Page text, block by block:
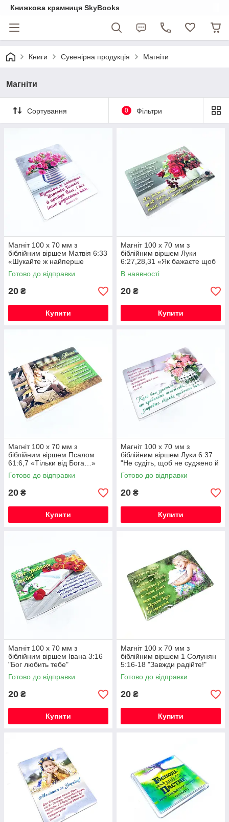
Книжкова крамниця SkyBooks
Книги Сувенірна продукція Магніти
Магніти
Сортування 0 Фільтри
Магніт 100 х 70 мм з
біблійним віршем Матвія 6:33
«Шукайте ж найперше
Царства Божого »
Готово до відправки
20 ₴
Купити
Магніт 100 х 70 мм з
біблійним віршем Луки
6:27,28,31 «Як бажаєте щоб
вам люди чинили так само
чиніть і ви!»
В наявності
20 ₴
Купити
Магніт 100 х 70 мм з
біблійним віршем Псалом
61:6,7 «Тільки від Бога…»
Готово до відправки
20 ₴
Купити
Магніт 100 х 70 мм з
біблійним віршем Луки 6:37
"Не судіть, щоб не суджено й
вас "
Готово до відправки
20 ₴
Купити
Магніт 100 х 70 мм з
біблійним віршем Івана 3:16
"Бог любить тебе"
Готово до відправки
20 ₴
Купити
Магніт 100 х 70 мм з
біблійним віршем 1 Солунян
5:16-18 "Завжди радійте!"
Готово до відправки
20 ₴
Купити